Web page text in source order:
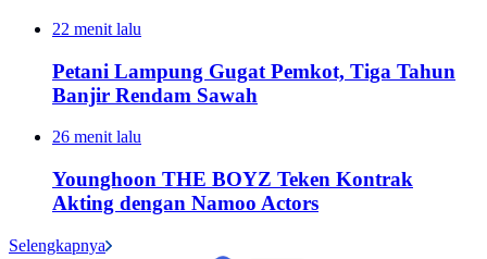
22 menit lalu
Petani Lampung Gugat Pemkot, Tiga Tahun
Banjir Rendam Sawah
26 menit lalu
Younghoon THE BOYZ Teken Kontrak
Akting dengan Namoo Actors
Selengkapnya